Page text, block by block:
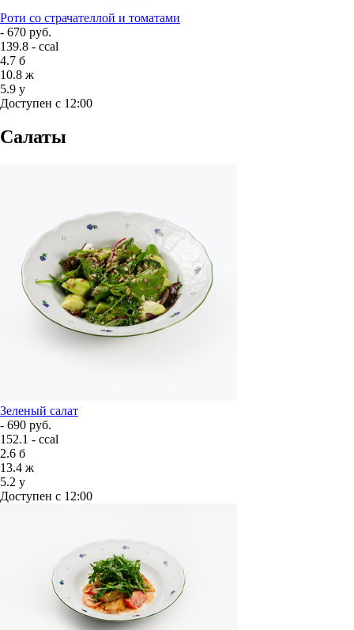
Роти со страчателлой и томатами
- 670 руб.
139.8 - ccal
4.7 б
10.8 ж
5.9 у
Доступен с 12:00
Салаты
Зеленый салат
- 690 руб.
152.1 - ccal
2.6 б
13.4 ж
5.2 у
Доступен с 12:00